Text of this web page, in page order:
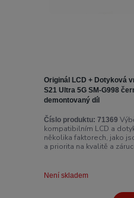
Originál LCD + Dotyková
S21 Ultra 5G SM-G998
demontovaný díl
Číslo produktu: 71369
kompatibilním LCD a
několika faktorech, jako
a priorita na kvalitě a
Není skladem